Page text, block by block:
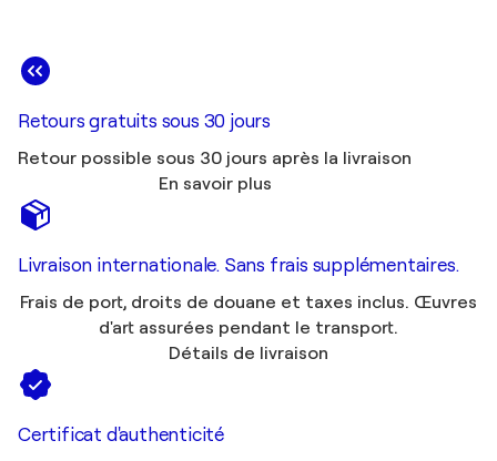
Retours gratuits sous 30 jours
Retour possible sous 30 jours après la livraison
En savoir plus
Livraison internationale. Sans frais supplémentaires.
Frais de port, droits de douane et taxes inclus. Œuvres
d'art assurées pendant le transport.
Détails de livraison
Certificat d'authenticité